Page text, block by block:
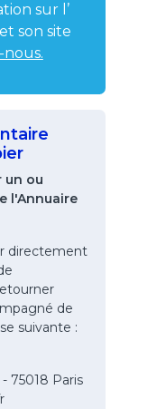
sur l’
et son site
un ou
l'Annuaire
directement
de
suivante :
75018 Paris